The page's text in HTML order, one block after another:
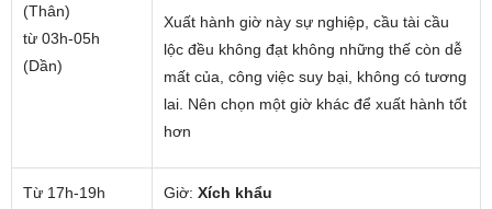
(Thân)
từ 03h-05h
(Dần)
Xuất hành giờ này sự nghiệp, cầu tài cầu
lộc đều không đạt không những thế còn dễ
mất của, công việc suy bại, không có tương
lai. Nên chọn một giờ khác để xuất hành tốt
hơn
Từ 17h-19h
Giờ: Xích khẩu